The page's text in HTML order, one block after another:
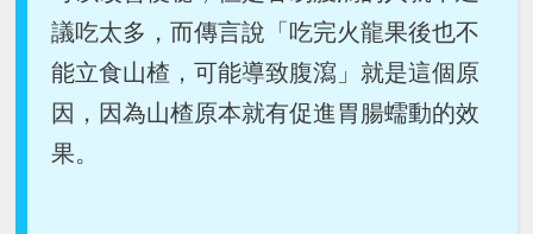
議吃太多，而傳言說「吃完火龍果後也不
能立食山楂，可能導致腹瀉」就是這個原
因，因為山楂原本就有促進胃腸蠕動的效
果。